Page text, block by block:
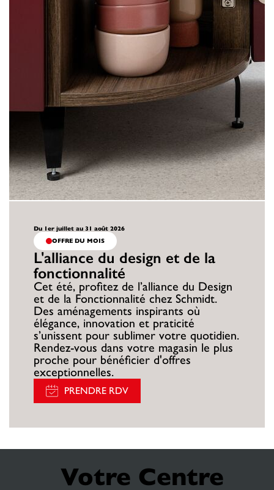
Du 1er juillet au 31 août 2026
OFFRE DU MOIS
L'alliance du design et de la
fonctionnalité
Cet été, profitez de l’alliance du Design
et de la Fonctionnalité chez Schmidt.
Des aménagements inspirants où
élégance, innovation et praticité
s’unissent pour sublimer votre quotidien.
Rendez-vous dans votre magasin le plus
proche pour bénéficier d'offres
exceptionnelles.
PRENDRE RDV
Votre Centre